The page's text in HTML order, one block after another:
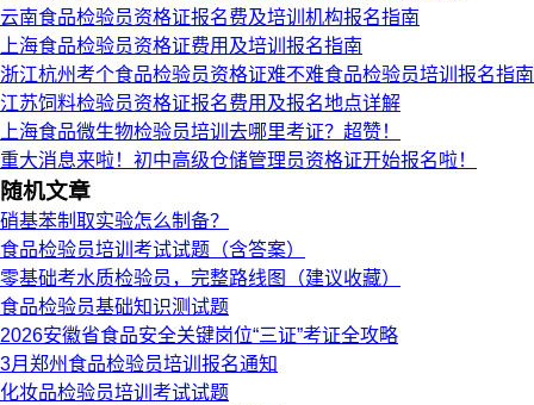
云南食品检验员资格证报名费及培训机构报名指南
上海食品检验员资格证费用及培训报名指南
浙江杭州考个食品检验员资格证难不难食品检验员培训报名指南
江苏饲料检验员资格证报名费用及报名地点详解
上海食品微生物检验员培训去哪里考证？超赞！
重大消息来啦！初中高级仓储管理员资格证开始报名啦！
随机文章
硝基苯制取实验怎么制备？
食品检验员培训考试试题（含答案）​​
零基础考水质检验员，完整路线图（建议收藏）
食品检验员基础知识测试题
2026安徽省食品安全关键岗位“三证”考证全攻略
3月郑州食品检验员培训报名通知
化妆品检验员培训考试试题